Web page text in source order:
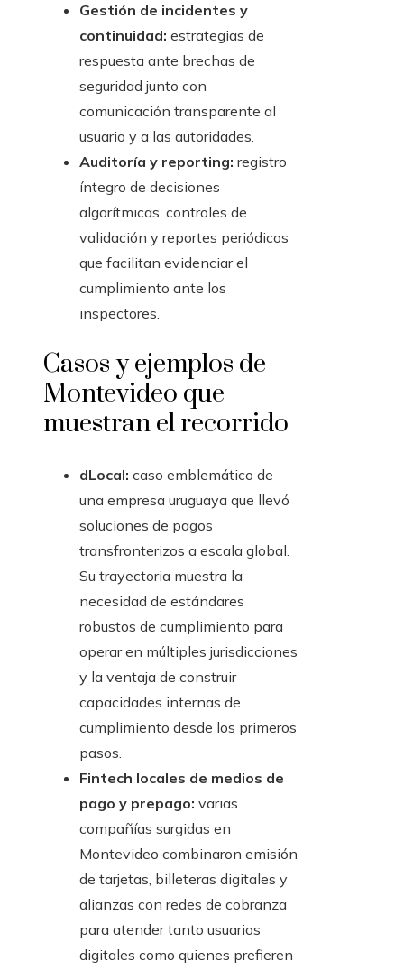
Gestión de incidentes y
continuidad: estrategias de
respuesta ante brechas de
seguridad junto con
comunicación transparente al
usuario y a las autoridades.
Auditoría y reporting: registro
íntegro de decisiones
algorítmicas, controles de
validación y reportes periódicos
que facilitan evidenciar el
cumplimiento ante los
inspectores.
Casos y ejemplos de
Montevideo que
muestran el recorrido
dLocal: caso emblemático de
una empresa uruguaya que llevó
soluciones de pagos
transfronterizos a escala global.
Su trayectoria muestra la
necesidad de estándares
robustos de cumplimiento para
operar en múltiples jurisdicciones
y la ventaja de construir
capacidades internas de
cumplimiento desde los primeros
pasos.
Fintech locales de medios de
pago y prepago: varias
compañías surgidas en
Montevideo combinaron emisión
de tarjetas, billeteras digitales y
alianzas con redes de cobranza
para atender tanto usuarios
digitales como quienes prefieren